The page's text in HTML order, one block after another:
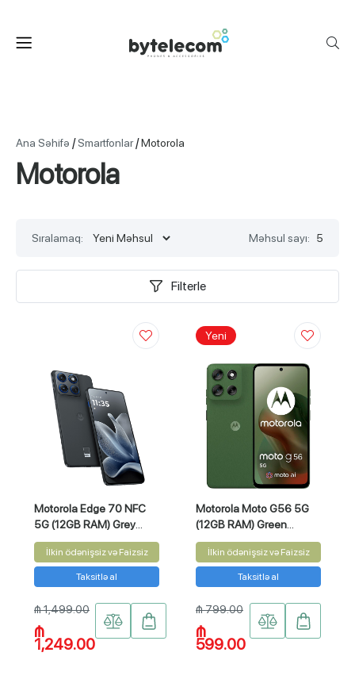
Ana Səhifə /Smartfonlar/Motorola
Motorola
Sıralamaq: Məhsul sayı: 5
Filterle
Motorola Edge 70 NFC
5G (12GB RAM) Grey
512GB
İlkin ödənişsiz və Faizsiz
Taksitlə al
₼ 1,499.00
₼
1,249.00
Yeni
Motorola Moto G56 5G
(12GB RAM) Green
256GB
İlkin ödənişsiz və Faizsiz
Taksitlə al
₼ 799.00
₼
599.00